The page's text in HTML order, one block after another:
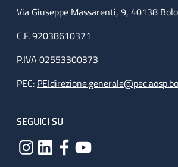
Via Giuseppe Massarenti, 9, 40138
C.F. 92038610371
P.IVA 02553300373
PEC:
SEGUICI SU